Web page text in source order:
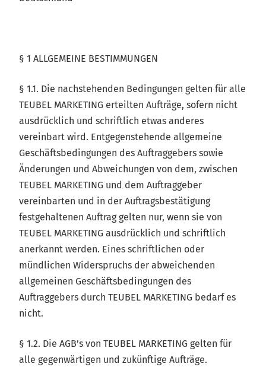
§ 1 ALLGEMEINE BESTIMMUNGEN
§ 1.1. Die nachstehenden Bedingungen gelten für alle
TEUBEL MARKETING erteilten Aufträge, sofern nicht
ausdrücklich und schriftlich etwas anderes
vereinbart wird. Entgegenstehende allgemeine
Geschäftsbedingungen des Auftraggebers sowie
Änderungen und Abweichungen von dem, zwischen
TEUBEL MARKETING und dem Auftraggeber
vereinbarten und in der Auftragsbestätigung
festgehaltenen Auftrag gelten nur, wenn sie von
TEUBEL MARKETING ausdrücklich und schriftlich
anerkannt werden. Eines schriftlichen oder
mündlichen Widerspruchs der abweichenden
allgemeinen Geschäftsbedingungen des
Auftraggebers durch TEUBEL MARKETING bedarf es
nicht.
§ 1.2. Die AGB’s von TEUBEL MARKETING gelten für
alle gegenwärtigen und zukünftige Aufträge.